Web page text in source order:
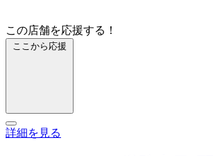
この店舗を応援する！
ここから応援
詳細を見る